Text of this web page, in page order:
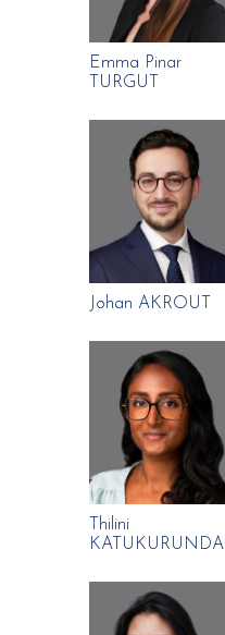
Emma Pinar
TURGUT
Johan AKROUT
Thilini
KATUKURUNDA